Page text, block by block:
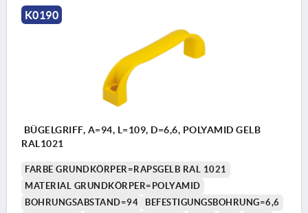
K0190
BÜGELGRIFF, A=94, L=109, D=6,6, POLYAMID GELB
RAL1021
FARBE GRUNDKÖRPER=RAPSGELB RAL 1021
MATERIAL GRUNDKÖRPER=POLYAMID
BOHRUNGSABSTAND=94
BEFESTIGUNGSBOHRUNG=6,6